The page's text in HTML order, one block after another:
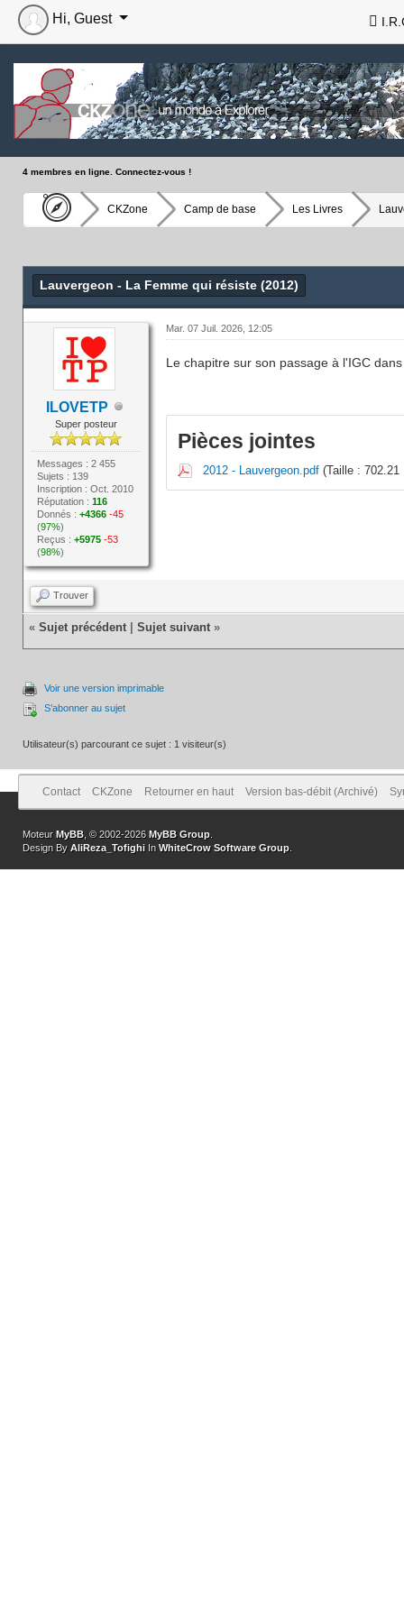
Hi, Guest
4 membres en ligne. Connectez-vous !
CKZone Camp de base Les Livres
Lauvergeon - La Femme qui résiste (2012)
ILOVETP
Super posteur
Messages : 2 455
Sujets : 139
Inscription : Oct. 2010
Réputation :116
Donnés :+4366 -45
(97%)
Reçus :+5975 -53
(98%)
Mar. 07 Juil. 2026, 12:05
Le chapitre sur son passage à l'IGC
Pièces jointes
2012 - Lauvergeon.pdf(Taille : 702.21
Trouver
« Sujet précédent Sujet suivant »
Voir une version imprimable
S’abonner au sujet
Utilisateur(s) parcourant ce sujet : 1 visiteur(s)
Contact CKZone Retourner en haut Version bas-débit (Archivé)
Moteur MyBB , © 2002-2026MyBB Group
Design By AliReza_Tofighi In WhiteCrow Software Group